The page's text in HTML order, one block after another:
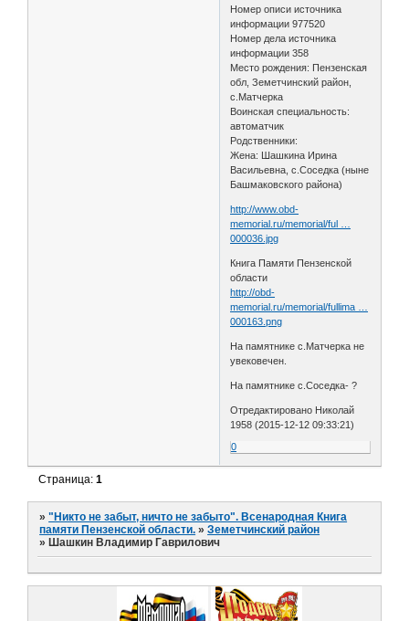
Номер описи источника
информации 977520
Номер дела источника
информации 358
Место рождения: Пензенская
обл, Земетчинский район,
с.Матчерка
Воинская специальность:
автоматчик
Родственники:
Жена: Шашкина Ирина
Васильевна, с.Соседка (ныне
Башмаковского района)
http://www.obd-
memorial.ru/memorial/ful …
000036.jpg
Книга Памяти Пензенской
области
http://obd-
memorial.ru/memorial/fullima …
000163.png
На памятнике с.Матчерка не
увековечен.
На памятнике с.Соседка- ?
Отредактировано Николай
1958 (2015-12-12 09:33:21)
0
Страница:1
»"Никто не забыт, ничто не забыто". Всенародная Книга
памяти Пензенской области. »Земетчинский район
» Шашкин Владимир Гаврилович